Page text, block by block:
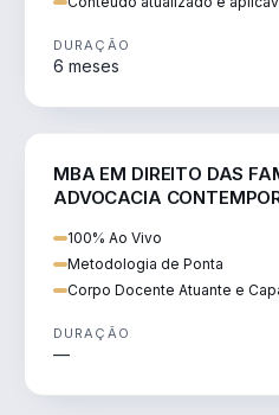
DURAÇÃO
6 meses
MBA EM DIREITO DAS
ADVOCACIA
100% Ao Vivo
Metodologia de Ponta
Corpo Docente Atuante e
DURAÇÃO
—